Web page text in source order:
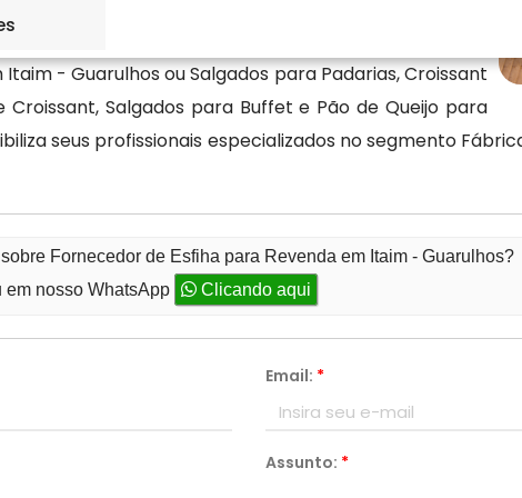
- Guarulhos ou Salgados para Padarias, Croissant
Salgados para Buffet e Pão de Queijo para
seus profissionais especializados no segmento
Fornecedor de Esfiha para Revenda em Itaim - Guarulhos?
em nosso WhatsApp
Clicando aqui
Email: *
Assunto: *